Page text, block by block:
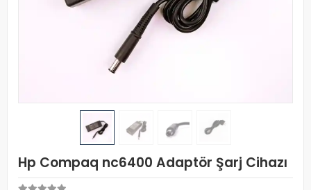
Hp Compaq nc6400 Adaptör Şarj Cihazı